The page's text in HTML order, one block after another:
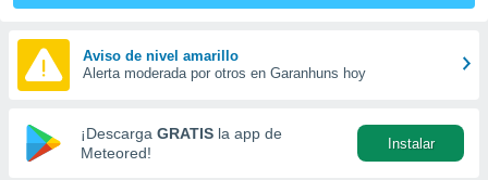
las
y
forma
digital
basada
Aviso de nivel amarillo
Alerta moderada por otros en Garanhuns hoy
¡Descarga GRATIS la app de
Meteored!
Instalar